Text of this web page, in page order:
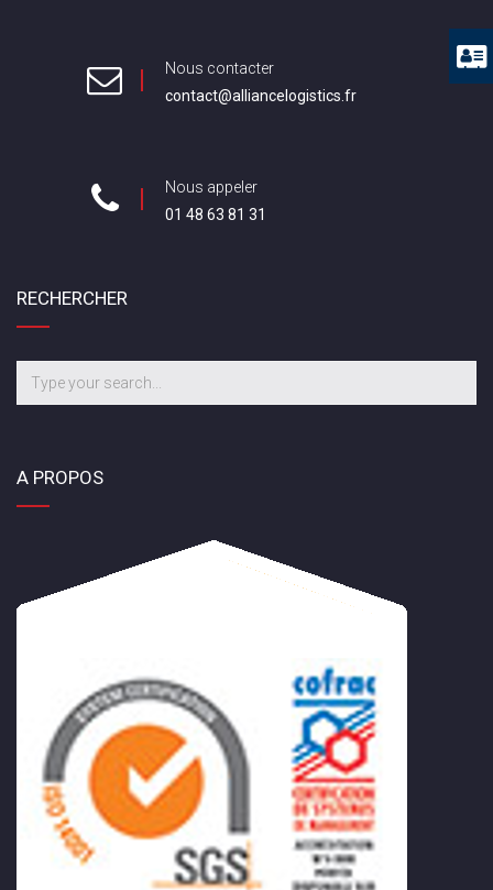
Nous contacter
contact@alliancelogistics.fr
Nous appeler
01 48 63 81 31
RECHERCHER
A PROPOS